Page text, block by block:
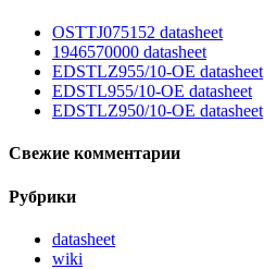
OSTTJ075152 datasheet
1946570000 datasheet
EDSTLZ955/10-OE datasheet
EDSTL955/10-OE datasheet
EDSTLZ950/10-OE datasheet
Свежие комментарии
Рубрики
datasheet
wiki